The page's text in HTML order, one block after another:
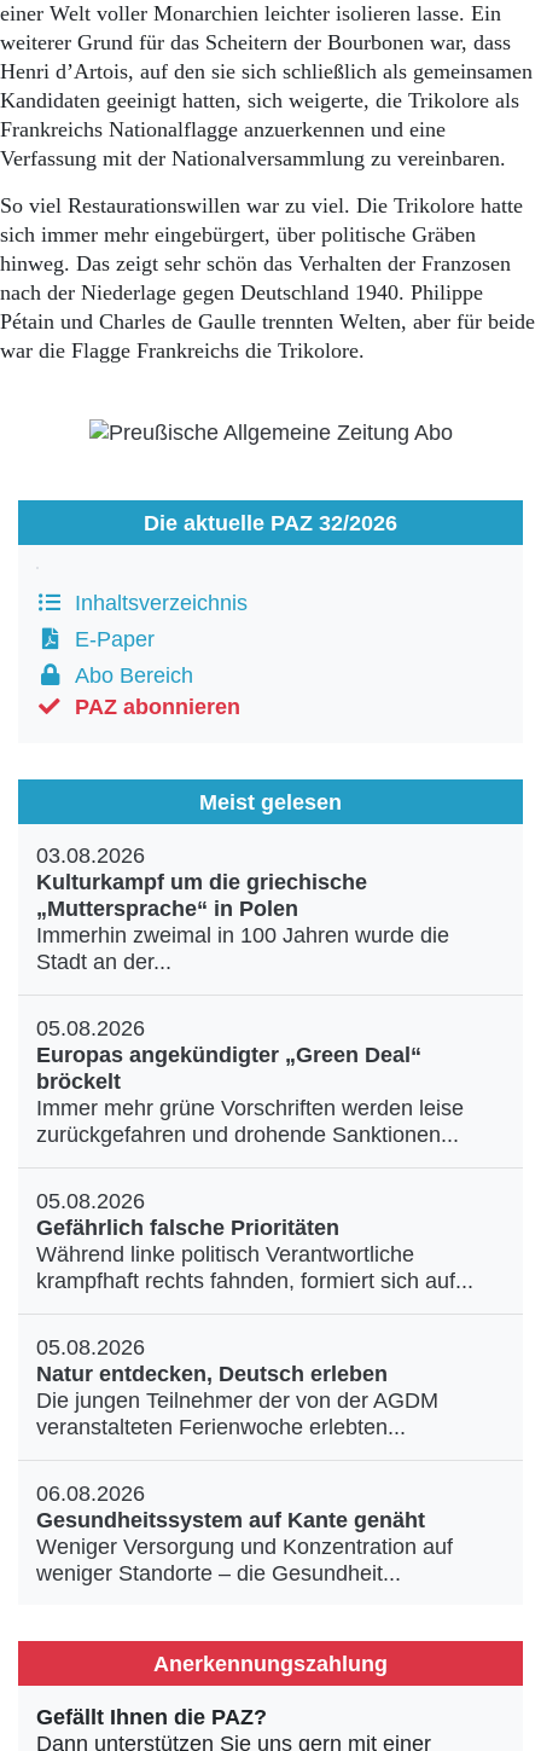
einer Welt voller Monarchien leichter isolieren lasse. Ein
weiterer Grund für das Scheitern der Bourbonen war, dass
Henri d’Artois, auf den sie sich schließlich als gemeinsamen
Kandidaten geeinigt hatten, sich weigerte, die Trikolore als
Frankreichs Nationalflagge anzuerkennen und eine
Verfassung mit der Nationalversammlung zu vereinbaren.
So viel Restaurationswillen war zu viel. Die Trikolore hatte
sich immer mehr eingebürgert, über politische Gräben
hinweg. Das zeigt sehr schön das Verhalten der Franzosen
nach der Niederlage gegen Deutschland 1940. Philippe
Pétain und Charles de Gaulle trennten Welten, aber für beide
war die Flagge Frankreichs die Trikolore.
Die aktuelle PAZ 32/2026
Inhaltsverzeichnis
E-Paper
Abo Bereich
PAZ abonnieren
Meist gelesen
03.08.2026
Kulturkampf um die griechische
„Muttersprache“ in Polen
Immerhin zweimal in 100 Jahren wurde die
Stadt an der...
05.08.2026
Europas angekündigter „Green Deal“
bröckelt
Immer mehr grüne Vorschriften werden leise
zurückgefahren und drohende Sanktionen...
05.08.2026
Gefährlich falsche Prioritäten
Während linke politisch Verantwortliche
krampfhaft rechts fahnden, formiert sich auf...
05.08.2026
Natur entdecken, Deutsch erleben
Die jungen Teilnehmer der von der AGDM
veranstalteten Ferienwoche erlebten...
06.08.2026
Gesundheitssystem auf Kante genäht
Weniger Versorgung und Konzentration auf
weniger Standorte – die Gesundheit...
Anerkennungszahlung
Gefällt Ihnen die PAZ?
Dann unterstützen Sie uns gern mit einer